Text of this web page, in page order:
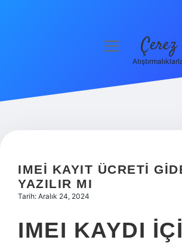
Hakkımızda
menüyü
IMEI KAYIT ÜCRETI
YAZILIR MI
Tarih: Aralık 24, 2024
IMEI KAYDI